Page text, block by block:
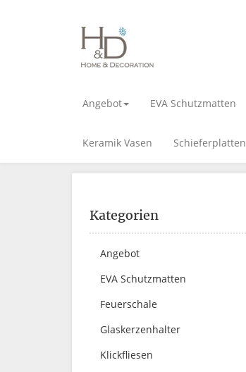
Angebot EVA Schutzmatten
Keramik Vasen Schieferplatten
Kategorien
Angebot
EVA Schutzmatten
Feuerschale
Glaskerzenhalter
Klickfliesen